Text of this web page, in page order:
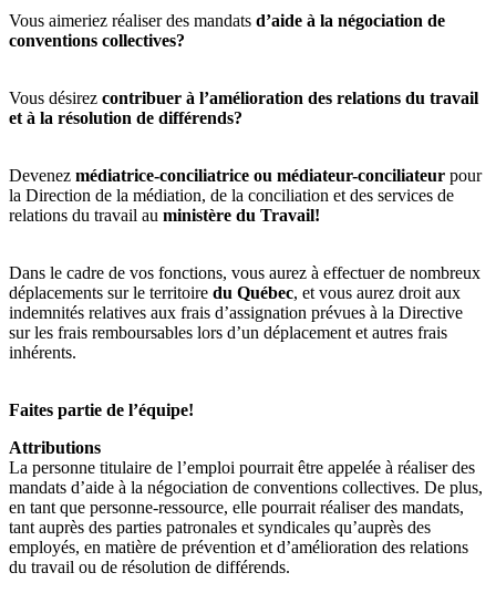
Vous aimeriez réaliser des mandats d’aide à la négociation de
conventions collectives?
Vous désirez contribuer à l’amélioration des relations du travail
et à la résolution de différends?
Devenez médiatrice-conciliatrice ou médiateur-conciliateur pour
la Direction de la médiation, de la conciliation et des services de
relations du travail au ministère du Travail!
Dans le cadre de vos fonctions, vous aurez à effectuer de nombreux
déplacements sur le territoire du Québec, et vous aurez droit aux
indemnités relatives aux frais d’assignation prévues à la Directive
sur les frais remboursables lors d’un déplacement et autres frais
inhérents.
Faites partie de l’équipe!
Attributions
La personne titulaire de l’emploi pourrait être appelée à réaliser des
mandats d’aide à la négociation de conventions collectives. De plus,
en tant que personne-ressource, elle pourrait réaliser des mandats,
tant auprès des parties patronales et syndicales qu’auprès des
employés, en matière de prévention et d’amélioration des relations
du travail ou de résolution de différends.